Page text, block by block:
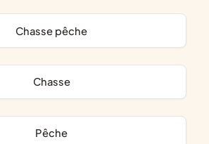
chasse pêche
chasse
pêche